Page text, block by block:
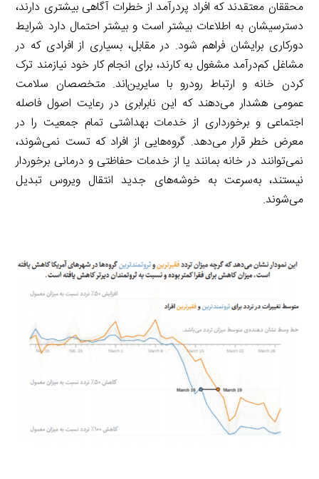
محققان معتقدند که افراد پردرآمد از خطرات آگاهی بیشتری دارند،
دسترسیشان به اطلاعات بیشتر است و بیشتر احتمال دارد شرایط
دورکاری برایشان فراهم شود. در مقابل، بسیاری از افرادی که در
مشاغل کم‌درآمد مشغول به کارند، برای انجام کار خود نیازمند ترک
کردن خانه و ارتباط رودرو با سایرین‌اند. متخصصان سلامت
عمومی هشدار می‌دهند که این نابرابری در رعایت اصول فاصله
اجتماعی و برخورداری از خدمات بهداشتی تمام جمعیت را در
معرض خطر قرار می‌دهد. گروه‌هایی از افراد که تست نمی‌شوند،
نمی‌توانند در خانه بمانند یا از خدمات حفاظتی و درمانی برخوردار
نیستند، به‌سرعت به خوشه‌های جدید انتقال ویروس تبدیل
می‌شوند.